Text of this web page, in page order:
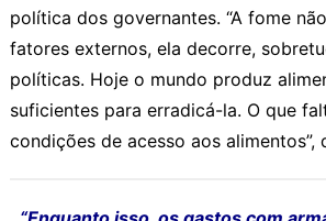
política dos governantes. “A fome
fatores externos, ela decorre,
políticas. Hoje o mundo produz
suficientes para erradicá-la. O que
condições de acesso aos alimentos”,